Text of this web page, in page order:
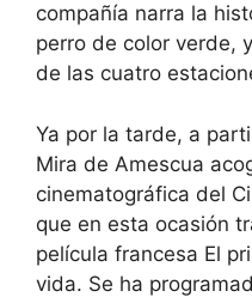
compañía narra la
perro de color verde,
de las cuatro
Ya por la tarde, a
Mira de Amescua
cinematográfica del
que en esta ocasión
película francesa El
vida. Se ha